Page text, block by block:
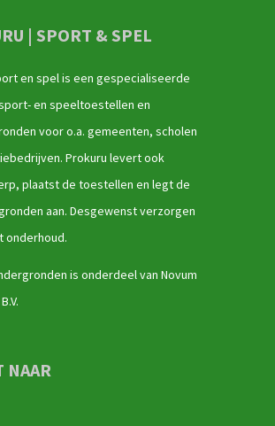
| SPORT & SPEL
en spel is een gespecialiseerde
en speeltoestellen en
voor o.a. gemeenten, scholen
Prokuru levert ook
plaatst de toestellen en legt de
aan. Desgewenst verzorgen
onderhoud.
is onderdeel van Novum
NAAR